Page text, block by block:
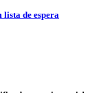
lista de espera